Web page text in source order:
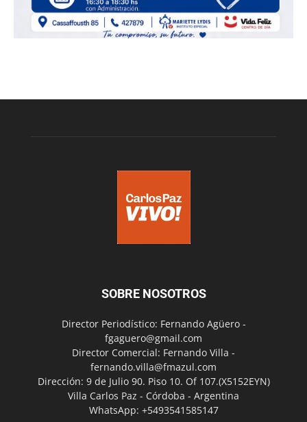
SOBRE NOSOTROS
Director Periodístico: Fernando Agüero -
fgaguero@gmail.com
Director Comercial: Fernando Villa -
fernando.villa@fmazul.com
Dirección: 9 de Julio 90. Piso 10. Of 107.(X5152EYN)
Villa Carlos Paz - Córdoba - Argentina
WhatsApp: +5493541585147